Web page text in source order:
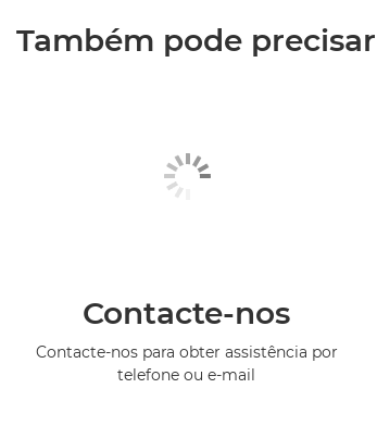
Também pode
Contacte-nos
Contacte-nos para obter assistência por
telefone ou e-mail